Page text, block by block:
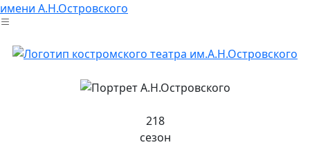
имени А.Н.Островского
218
сезон